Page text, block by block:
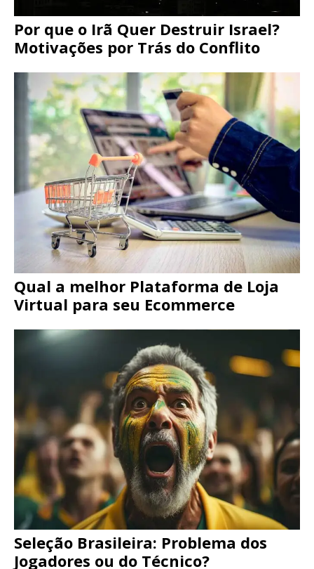
Por que o Irã Quer Destruir Israel?
Motivações por Trás do Conflito
Qual a melhor Plataforma de Loja
Virtual para seu Ecommerce
Seleção Brasileira: Problema dos
Jogadores ou do Técnico?